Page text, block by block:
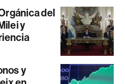
del
y
y